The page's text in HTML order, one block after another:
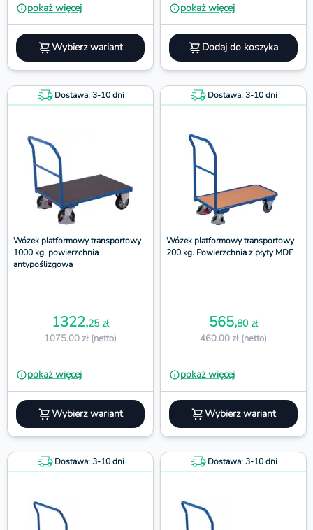
pokaż więcej
Wybierz wariant
pokaż więcej
Dodaj do koszyka
Dostawa: 3-10 dni
Wózek platformowy transportowy
1000 kg, powierzchnia
antypoślizgowa
1322,25 zł
1075.00 zł (netto)
pokaż więcej
Wybierz wariant
Dostawa: 3-10 dni
Wózek platformowy transportowy
200 kg. Powierzchnia z płyty MDF
565,80 zł
460.00 zł (netto)
pokaż więcej
Wybierz wariant
Dostawa: 3-10 dni Dostawa: 3-10 dni